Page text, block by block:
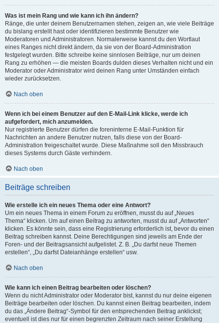
Was ist mein Rang und wie kann ich ihn ändern?
Ränge, die unter deinem Benutzernamen stehen, zeigen an, wie viele Beiträge
du bislang erstellt hast oder identifizieren bestimmte Benutzer wie
Moderatoren und Administratoren. Normalerweise kannst du den Wortlaut
eines Ranges nicht direkt ändern, da sie von der Board-Administration
festgelegt wurden. Bitte schreibe keine sinnlosen Beiträge, nur um deinen
Rang zu erhöhen — die meisten Boards dulden dieses Verhalten nicht und ein
Moderator oder Administrator wird deinen Rang unter Umständen einfach
wieder zurücksetzen.
Nach oben
Wenn ich bei einem Benutzer auf den E-Mail-Link klicke, werde ich
aufgefordert, mich anzumelden.
Nur registrierte Benutzer dürfen die foreninterne E-Mail-Funktion für
Nachrichten an andere Benutzer nutzen, falls diese von der Board-
Administration freigeschaltet wurde. Diese Maßnahme soll den Missbrauch
dieses Systems durch Gäste verhindern.
Nach oben
Beiträge schreiben
Wie erstelle ich ein neues Thema oder eine Antwort?
Um ein neues Thema in einem Forum zu eröffnen, musst du auf „Neues
Thema“ klicken. Um auf einen Beitrag zu antworten, musst du auf „Antworten“
klicken. Es könnte sein, dass eine Registrierung erforderlich ist, bevor du einen
Beitrag schreiben kannst. Deine Berechtigungen sind jeweils am Ende der
Foren- und der Beitragsansicht aufgelistet. Z. B. „Du darfst neue Themen
erstellen“, „Du darfst Dateianhänge erstellen“ usw.
Nach oben
Wie kann ich einen Beitrag bearbeiten oder löschen?
Wenn du nicht Administrator oder Moderator bist, kannst du nur deine eigenen
Beiträge bearbeiten oder löschen. Du kannst einen Beitrag bearbeiten, indem
du das „Ändere Beitrag“-Symbol für den entsprechenden Beitrag anklickst;
eventuell ist dies nur für einen begrenzten Zeitraum nach seiner Erstellung